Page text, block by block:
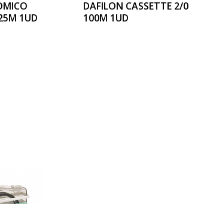
1UD
DAFILON CASSETTE 2/0
100M 1UD